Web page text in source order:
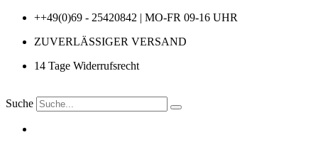
Zum
springen
++49(0)69 - 25420842 | MO-FR 09-16 UHR
ZUVERLÄSSIGER VERSAND
14 Tage Widerrufsrecht
Suche